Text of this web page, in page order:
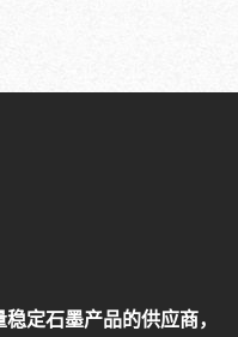
定石墨产品的供应商，